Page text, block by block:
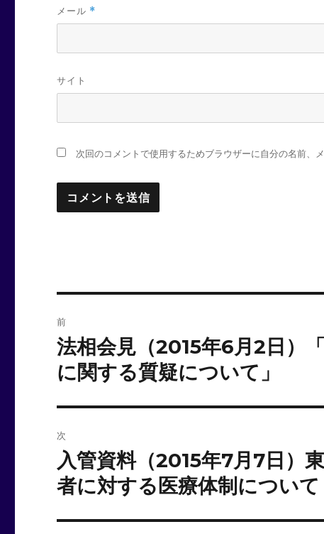
メール *
サイト
次回のコメントで使用するためブラウザーに自分の名前、
稿
ナ
ゲ
ー
シ
ョ
前
前
の
投
稿:
法相会見（2015年6月2日）
に関する質疑について」
次
次
の
投
稿:
入管資料（2015年7月7日）
者に対する医療体制について